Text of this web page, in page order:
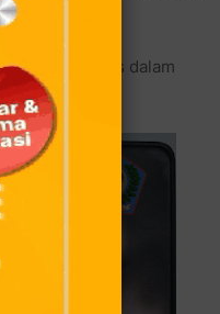
dibungkus dalam